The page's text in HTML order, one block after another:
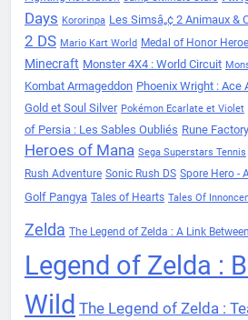
Days Kororinpa Les Simsâ„¢ 2 Animaux &
2 DS Mario Kart World Medal of Honor
Minecraft Monster 4X4 : World Circuit
Kombat Armageddon Phoenix Wright : Ace
Gold et Soul Silver Pokémon Ecarlate et Violet
of Persia : Les Sables Oubliés Rune Factory
Heroes of Mana Sega Superstars Tennis
Rush Adventure Sonic Rush DS Spore Hero -
Golf Pangya Tales of Hearts Tales Of
Zelda The Legend of Zelda : A Link
Legend of Zelda :
Wild The Legend of Zelda :